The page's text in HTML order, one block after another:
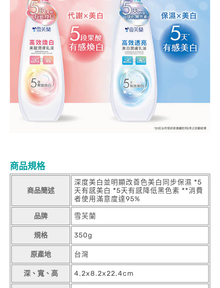
商品規格
商品簡述
深度美白並明顯改善色美白同步保濕 *5
天有感美白 *5天有感降低黑色素 **消費
者使用滿意度達95%
品牌 雪芙蘭
規格 350g
原產地 台灣
深、寬、高 4.2x8.2x22.4cm